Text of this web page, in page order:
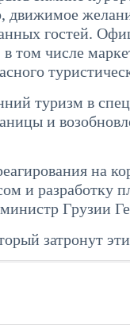
гостей.
в том числе
туризм в
и
на
и разработку
Грузии
затронут